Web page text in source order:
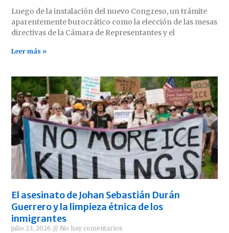
Luego de la instalación del nuevo Congreso, un trámite
aparentemente burocrático como la elección de las mesas
directivas de la Cámara de Representantes y el
Leer más »
El asesinato de Johan Sebastián Durán
Guerrero y la limpieza étnica de los
inmigrantes
julio 23, 2026 No hay comentarios